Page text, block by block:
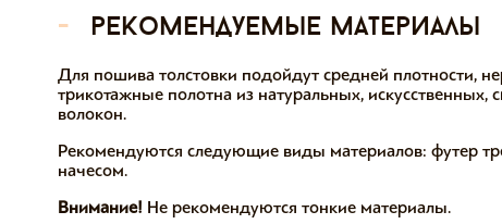
- рекомендуемые материалы
Для пошива толстовки подойдут средней плотности,
трикотажные полотна из натуральных, искусственных,
волокон.
Рекомендуются следующие виды материалов: футер
начесом.
Внимание! Не рекомендуются тонкие материалы.